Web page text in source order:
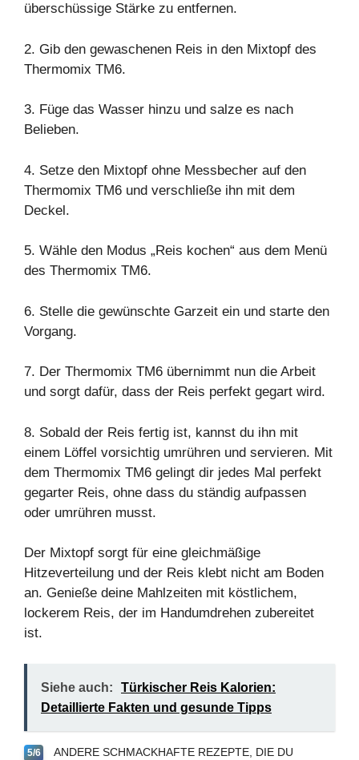
überschüssige Stärke zu entfernen.
2. Gib den gewaschenen Reis in den Mixtopf des
Thermomix TM6.
3. Füge das Wasser hinzu und salze es nach
Belieben.
4. Setze den Mixtopf ohne Messbecher auf den
Thermomix TM6 und verschließe ihn mit dem
Deckel.
5. Wähle den Modus „Reis kochen“ aus dem Menü
des Thermomix TM6.
6. Stelle die gewünschte Garzeit ein und starte den
Vorgang.
7. Der Thermomix TM6 übernimmt nun die Arbeit
und sorgt dafür, dass der Reis perfekt gegart wird.
8. Sobald der Reis fertig ist, kannst du ihn mit
einem Löffel vorsichtig umrühren und servieren. Mit
dem Thermomix TM6 gelingt dir jedes Mal perfekt
gegarter Reis, ohne dass du ständig aufpassen
oder umrühren musst.
Der Mixtopf sorgt für eine gleichmäßige
Hitzeverteilung und der Reis klebt nicht am Boden
an. Genieße deine Mahlzeiten mit köstlichem,
lockerem Reis, der im Handumdrehen zubereitet
ist.
Siehe auch:
Türkischer Reis Kalorien:
Detaillierte Fakten und gesunde Tipps
5/6
ANDERE SCHMACKHAFTE REZEPTE, DIE DU